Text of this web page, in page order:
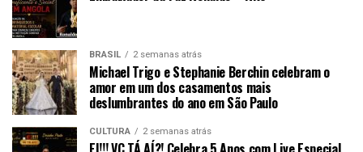
BRASIL 2 semanas atrás
Michael Trigo e Stephanie Berchin celebram o
amor em um dos casamentos mais
deslumbrantes do ano em São Paulo
CULTURA 2 semanas atrás